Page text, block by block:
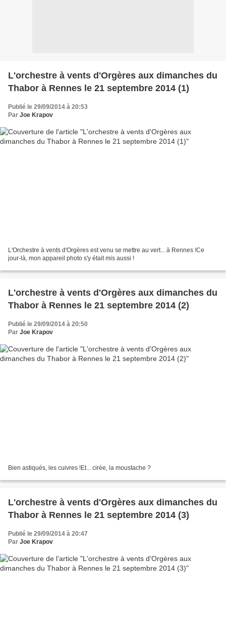
L'orchestre à vents d'Orgères aux dimanches du
Thabor à Rennes le 21 septembre 2014 (1)
Publié le 29/09/2014 à 20:53
Par Joe Krapov
L'Orchestre à vents d'Orgères est venu se mettre au vert... à Rennes !Ce
jour-là, mon appareil photo s'y était mis aussi !
L'orchestre à vents d'Orgères aux dimanches du
Thabor à Rennes le 21 septembre 2014 (2)
Publié le 29/09/2014 à 20:50
Par Joe Krapov
Bien astiqués, les cuivres !Et... cirée, la moustache ?
L'orchestre à vents d'Orgères aux dimanches du
Thabor à Rennes le 21 septembre 2014 (3)
Publié le 29/09/2014 à 20:47
Par Joe Krapov